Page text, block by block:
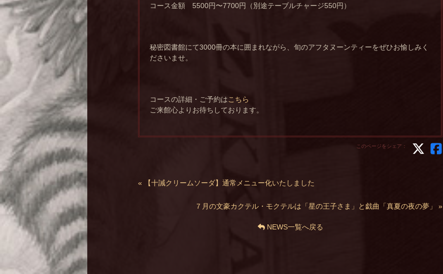
コース金額 5500円〜7700円（別途テーブルチャージ550円）
秘密図書館にて3000冊の本に囲まれながら、旬のアフタヌーンティーをぜひお愉しみく
ださいませ。
コースの詳細・ご予約はこちら
ご来館心よりお待ちしております。
このページをシェア：
« 【十誡クリームソーダ】通常メニュー化いたしました
７月の文豪カクテル・モクテルは「星の王子さま」と戯曲「真夏の夜の夢」 »
NEWS一覧へ戻る